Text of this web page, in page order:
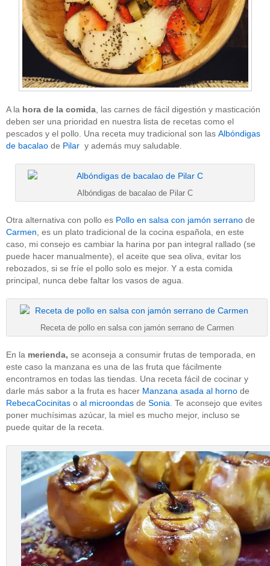
A la hora de la comida , las carnes de fácil digestión y masticación
deben ser una prioridad en nuestra lista de recetas como el
pescados y el pollo. Una receta muy tradicional son las Albóndigas
de bacalao de Pilar y además muy saludable.
Albóndigas de bacalao de Pilar C
Otra alternativa con pollo es Pollo en salsa con jamón serrano de
Carmen , es un plato tradicional de la cocina española, en este
caso, mi consejo es cambiar la harina por pan integral rallado (se
puede hacer manualmente), el aceite que sea oliva, evitar los
rebozados, si se fríe el pollo solo es mejor. Y a esta comida
principal, nunca debe faltar los vasos de agua.
Receta de pollo en salsa con jamón serrano de Carmen
En la merienda, se aconseja a consumir frutas de temporada, en
este caso la manzana es una de las fruta que fácilmente
encontramos en todas las tiendas. Una receta fácil de cocinar y
darle más sabor a la fruta es hacer Manzana asada al horno de
RebecaCocinitas o al microondas de Sonia . Te aconsejo que evites
poner muchísimas azúcar, la miel es mucho mejor, incluso se
puede quitar de la receta.